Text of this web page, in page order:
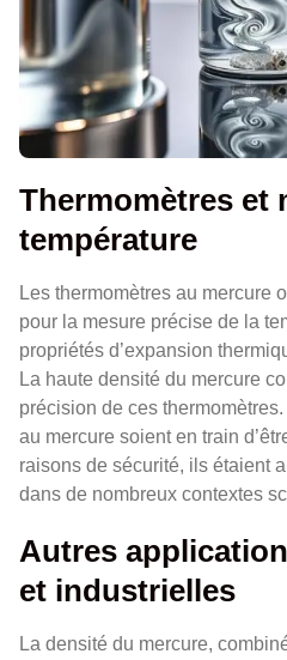
Thermomètres et
température
Les thermomètres au mercure
pour la mesure précise de la
propriétés d’expansion
La haute densité du mercure
précision de ces
au mercure soient en train
raisons de sécurité, ils étaient
dans de nombreux contextes
Autres
et industrielles
La densité du mercure,